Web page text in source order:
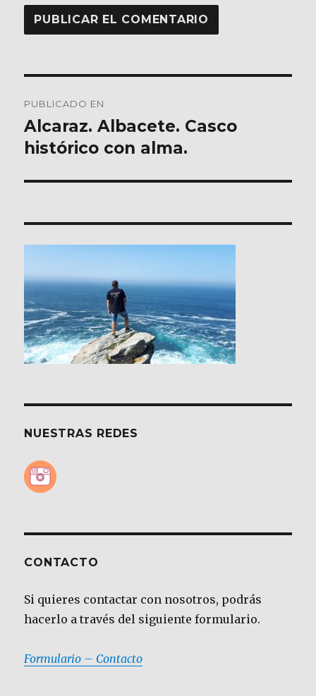
de
entradas
PUBLICADO EN
Alcaraz. Albacete. Casco
histórico con alma.
NUESTRAS REDES
CONTACTO
Si quieres contactar con nosotros, podrás
hacerlo a través del siguiente formulario.
Formulario – Contacto